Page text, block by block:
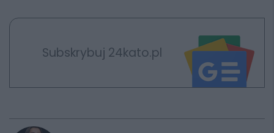
Subskrybuj 24kato.pl